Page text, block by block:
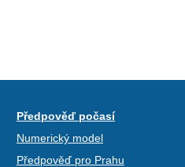
Předpověď počasí
Numerický model
Předpověď pro Prahu